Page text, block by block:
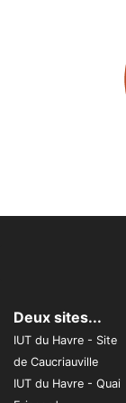
Deux sites...
IUT du Havre - Site
de Caucriauville
IUT du Havre - Quai